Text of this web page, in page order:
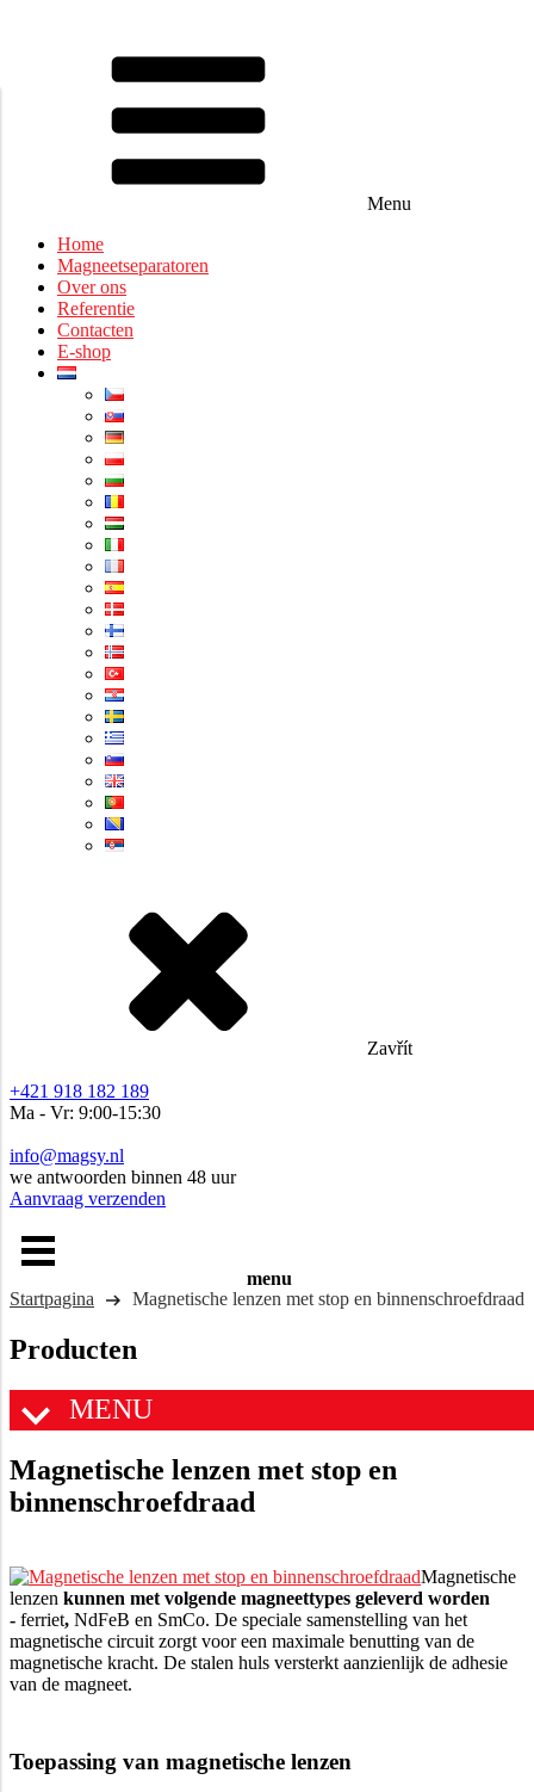
Menu
Home
Magneetseparatoren
Over ons
Referentie
Contacten
E-shop
Zavřít
+421 918 182 189
Ma - Vr: 9:00-15:30
info@magsy.nl
we antwoorden binnen 48 uur
Aanvraag verzenden
menu
Startpagina
Magnetische lenzen met stop en binnenschroefdraad
Producten
MENU
Magnetische lenzen met stop en
binnenschroefdraad
Magnetische
lenzen kunnen met volgende magneettypes geleverd worden
- ferriet, NdFeB en SmCo. De speciale samenstelling van het
magnetische circuit zorgt voor een maximale benutting van de
magnetische kracht. De stalen huls versterkt aanzienlijk de adhesie
van de magneet.
Toepassing van magnetische lenzen